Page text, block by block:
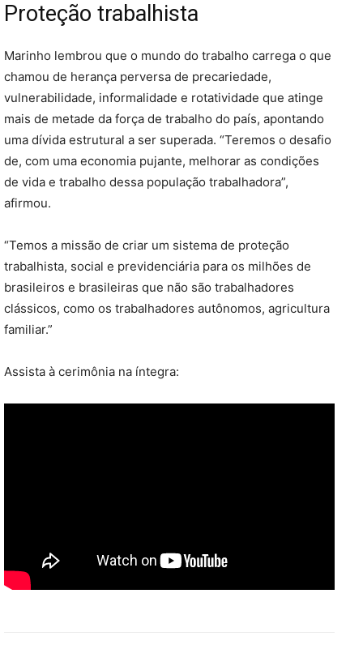
Proteção trabalhista
Marinho lembrou que o mundo do trabalho carrega o que
chamou de herança perversa de precariedade,
vulnerabilidade, informalidade e rotatividade que atinge
mais de metade da força de trabalho do país, apontando
uma dívida estrutural a ser superada. “Teremos o desafio
de, com uma economia pujante, melhorar as condições
de vida e trabalho dessa população trabalhadora”,
afirmou.
“Temos a missão de criar um sistema de proteção
trabalhista, social e previdenciária para os milhões de
brasileiros e brasileiras que não são trabalhadores
clássicos, como os trabalhadores autônomos, agricultura
familiar.”
Assista à cerimônia na íntegra: